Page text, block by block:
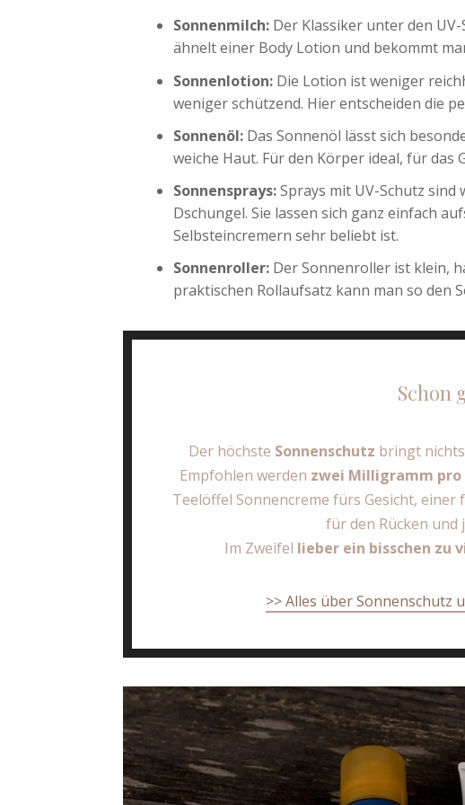
Sonnenmilch: Der Klassiker unter den
ähnelt einer Body Lotion und bekommt
Sonnenlotion: Die Lotion ist weniger
weniger schützend. Hier entscheiden die
Sonnenöl: Das Sonnenöl lässt sich
weiche Haut. Für den Körper ideal, für das
Sonnensprays:Sprays mit UV-Schutz
Dschungel. Sie lassen sich ganz einfach
Selbsteincremern sehr beliebt ist.
Sonnenroller: Der Sonnenroller ist klein,
praktischen Rollaufsatz kann man so den
Schon
Der höchste Sonnenschutz bringt
Empfohlen werden zwei Milligramm
Teelöffel Sonnencreme fürs Gesicht,
für den Rücken und
Im Zweifel lieber ein bisschen zu
>> Alles über Sonnenschutz